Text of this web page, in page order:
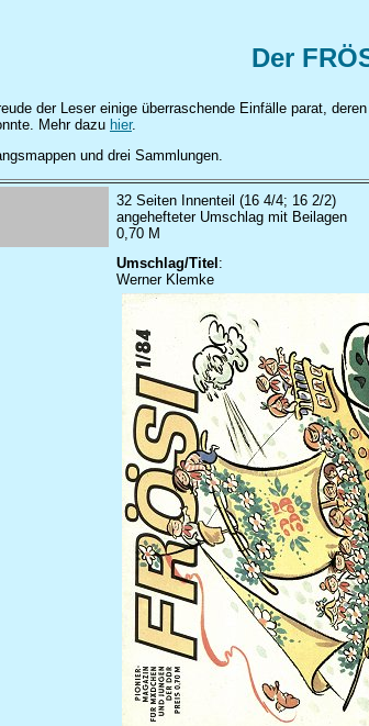
Der
der Leser einige überraschende Einfälle parat,
Mehr dazu hier.
und drei Sammlungen.
32 Seiten Innenteil (16 4/4; 16 2/2)
angehefteter Umschlag mit Beilagen
0,70 M
Umschlag/Titel:
Werner Klemke